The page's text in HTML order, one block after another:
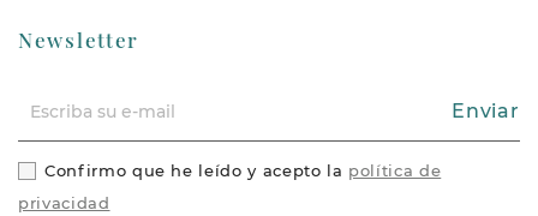
Newsletter
Enviar
Confirmo que he leído y acepto la política de
privacidad